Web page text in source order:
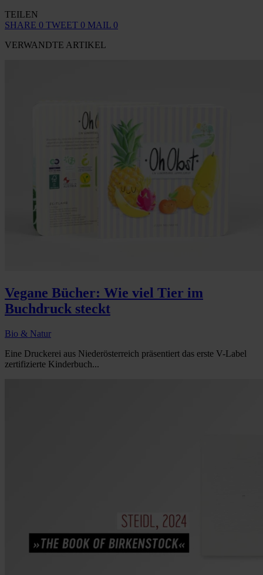
TEILEN
SHARE 0 TWEET 0 MAIL 0
VERWANDTE ARTIKEL
Vegane Bücher: Wie viel Tier im
Buchdruck steckt
Bio & Natur
Eine Druckerei aus Niederösterreich präsentiert das erste V-Label
zertifizierte Kinderbuch...